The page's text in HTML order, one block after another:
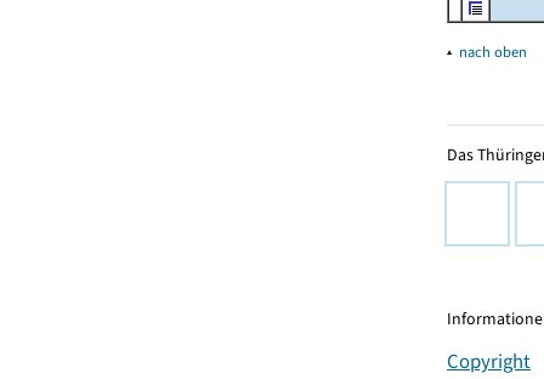
▴ nach oben
Das
Copyright